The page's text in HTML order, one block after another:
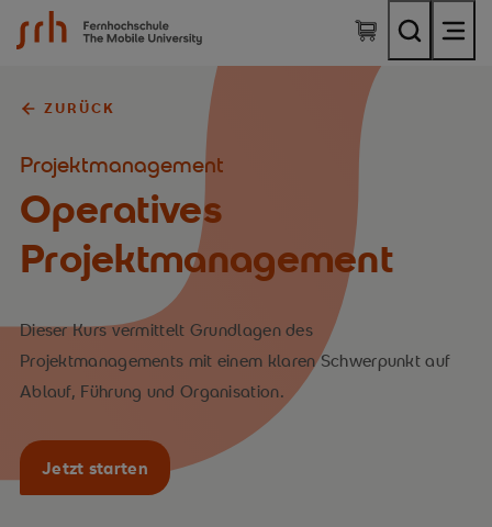
SRH Fernhochschule - The Mobile University
ZURÜCK
Projektmanagement
Operatives
Projektmanagement
Dieser Kurs vermittelt Grundlagen des
Projektmanagements mit einem klaren Schwerpunkt auf
Ablauf, Führung und Organisation.
Jetzt starten